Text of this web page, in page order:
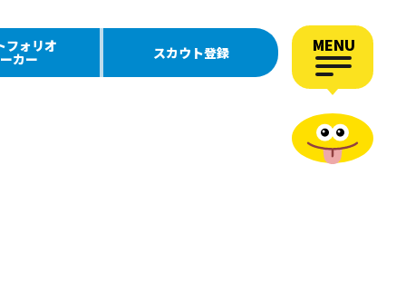
フォリオ
カー スカウト登録 MENU